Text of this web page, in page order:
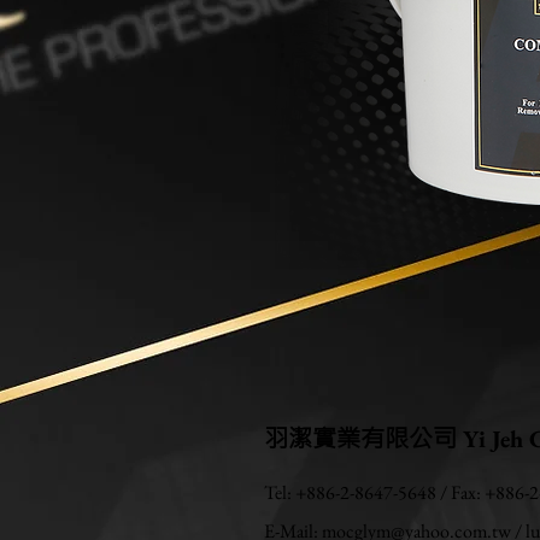
羽潔實業有限公司 Yi Jeh
Tel: +886-2-8647-5648 / Fax: +886-
E-Mail: mocglym@yahoo.com.tw /